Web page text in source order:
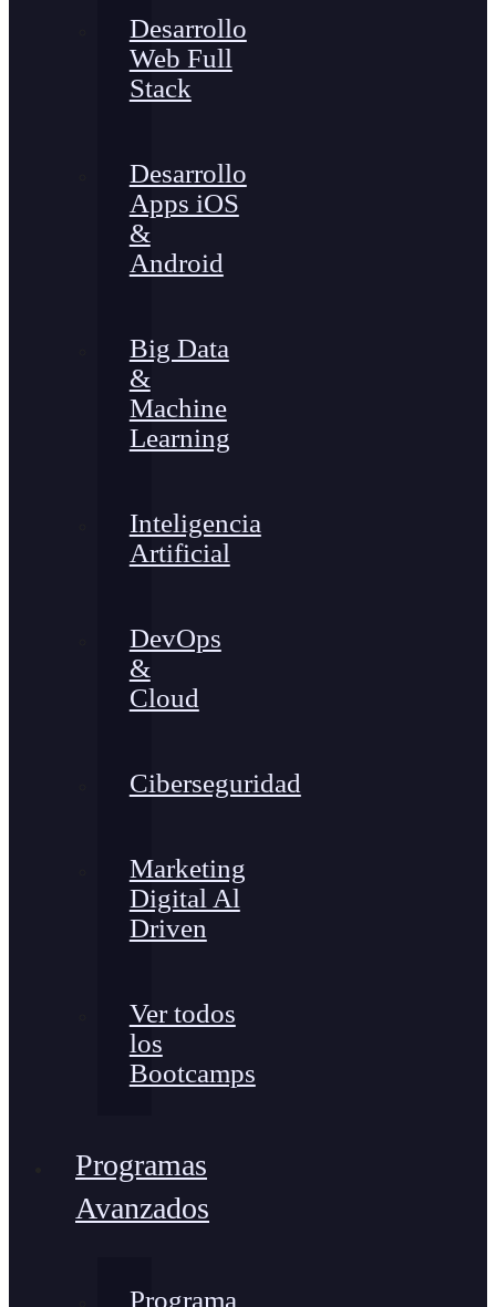
Desarrollo
Web Full
Stack
Desarrollo
Apps iOS
&
Android
Big Data
&
Machine
Learning
Inteligencia
Artificial
DevOps
&
Cloud
Ciberseguridad
Marketing
Digital Al
Driven
Ver todos
los
Bootcamps
Programas
Avanzados
Programa